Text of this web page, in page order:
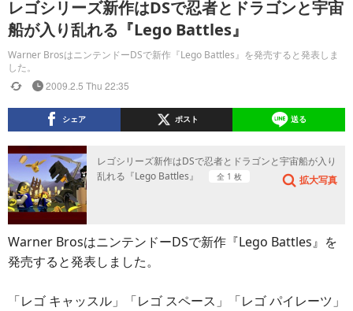
レゴシリーズ新作はDSで忍者とドラゴンと宇宙
船が入り乱れる『Lego Battles』
Warner BrosはニンテンドーDSで新作『Lego Battles』を発売すると発表しま
した。
2009.2.5 Thu 22:35
シェア ポスト 送る
レゴシリーズ新作はDSで忍者とドラゴンと宇宙船が入り
乱れる『Lego Battles』
全 1 枚 拡大写真
Warner BrosはニンテンドーDSで新作『Lego Battles』を
発売すると発表しました。
「レゴ キャッスル」「レゴ スペース」「レゴ パイレーツ」